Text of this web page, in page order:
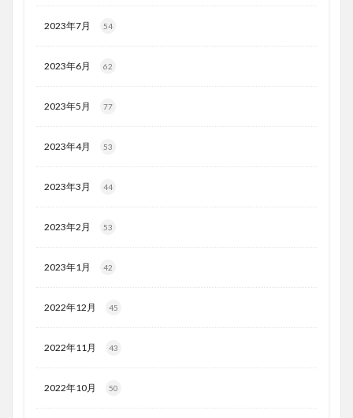
2023年7月 54
2023年6月 62
2023年5月 77
2023年4月 53
2023年3月 44
2023年2月 53
2023年1月 42
2022年12月 45
2022年11月 43
2022年10月 50